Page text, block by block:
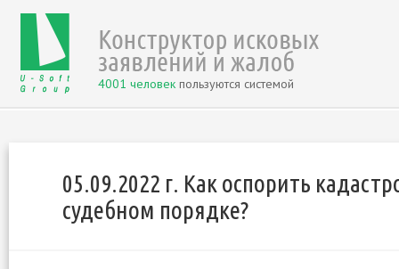
4001 человек пользуются системой
05.09.2022 г. Как оспорить
судебном порядке?